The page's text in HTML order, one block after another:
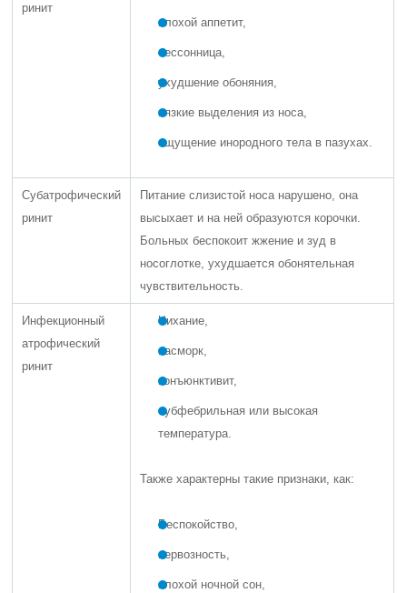
ринит
плохой аппетит,
бессонница,
ухудшение обоняния,
вязкие выделения из носа,
ощущение инородного тела в пазухах.
Субатрофический
ринит
Питание слизистой носа нарушено, она
высыхает и на ней образуются корочки.
Больных беспокоит жжение и зуд в
носоглотке, ухудшается обонятельная
чувствительность.
Инфекционный
атрофический
ринит
Чихание,
насморк,
конъюнктивит,
субфебрильная или высокая
температура.
Также характерны такие признаки, как:
Беспокойство,
нервозность,
плохой ночной сон,